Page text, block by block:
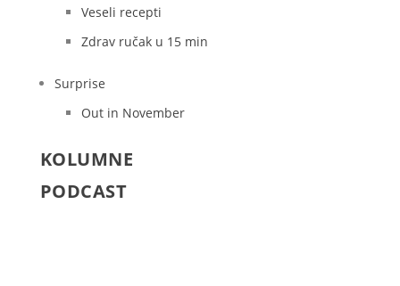
Veseli recepti
Zdrav ručak u 15 min
Surprise
Out in November
KOLUMNE
PODCAST